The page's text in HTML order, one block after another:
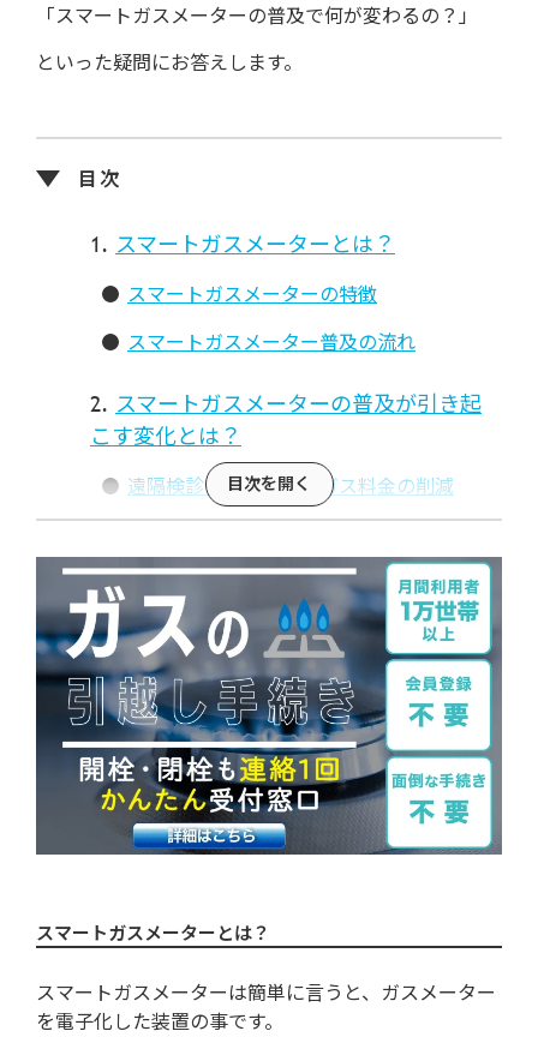
「スマートガスメーターの普及で何が変わるの？」
といった疑問にお答えします。
スマートガスメーターとは？
スマートガスメーターの特徴
スマートガスメーター普及の流れ
スマートガスメーターの普及が引き起
こす変化とは？
遠隔検診の実現によるガス料金の削減
まとめ：スマートガスメーターとは？
スマートガスメーターが普及する事で何
が変わる？
まるっとガスの割引制度を使って月々
の生活料金をおトクに
スマートガスメーターとは？
スマートガスメーターは簡単に言うと、ガスメーター
を電子化した装置の事です。